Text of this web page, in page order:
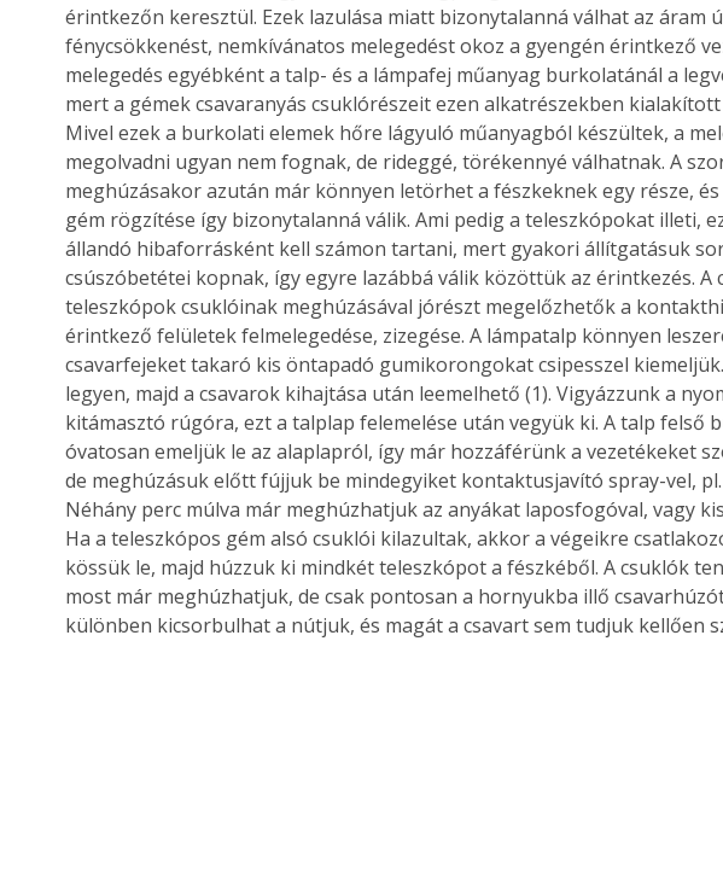
Okoselőfizetés
A Laptapiron elérhetők az
Ezermester, az Ezermester
Extra és az Ezermester Old
Timer lapszámai,
visszamenőleg is! A Laptapir új,
innovatív, praktikus és egyedi
megoldás a nyomtatott
magazinok digitális olvasására
számítógépen, okostelefonon
vagy táblagépen. Kényelmesen
az otthonában, útközben vagy
nyaralás, pihenés alatt is
elérhetők lapszámaink. Bárhol,
bármikor, akár külföldön élve
vagy dolgozva is olvashatók az
Együtt jobban megéri!
Bővebb információ itt!
Együtt jobban megéri! A
könyvek tetszőleges
párosítással kedvezményes
áron, 0 Ft postaköltséggel
megrendelhetők!
érintkezőn keresztül. Ezek lazulása miatt bizonytalanná válhat az áram
fénycsökkenést, nemkívánatos melegedést okoz a gyengén érintkező
melegedés egyébként a talp- és a lámpafej műanyag burkolatánál a
mert a gémek csavaranyás csuklórészeit ezen alkatrészekben
Mivel ezek a burkolati elemek hőre lágyuló műanyagból készültek, a
megolvadni ugyan nem fognak, de rideggé, törékennyé válhatnak. A
meghúzásakor azután már könnyen letörhet a fészkeknek egy része,
gém rögzítése így bizonytalanná válik. Ami pedig a teleszkópokat illeti,
állandó hibaforrásként kell számon tartani, mert gyakori állítgatásuk
csúszóbetétei kopnak, így egyre lazábbá válik közöttük az érintkezés. A
teleszkópok csuklóinak meghúzásával jórészt megelőzhetők a
érintkező felületek felmelegedése, zizegése. A lámpatalp könnyen
csavarfejeket takaró kis öntapadó gumikorongokat csipesszel
legyen, majd a csavarok kihajtása után leemelhető (1). Vigyázzunk a
kitámasztó rúgóra, ezt a talplap felemelése után vegyük ki. A talp felső
óvatosan emeljük le az alaplapról, így már hozzáférünk a vezetékeket
de meghúzásuk előtt fújjuk be mindegyiket kontaktusjavító spray-vel, pl.
Néhány perc múlva már meghúzhatjuk az anyákat laposfogóval, vagy
Ha a teleszkópos gém alsó csuklói kilazultak, akkor a végeikre
kössük le, majd húzzuk ki mindkét teleszkópot a fészkéből. A csuklók
most már meghúzhatjuk, de csak pontosan a hornyukba illő
különben kicsorbulhat a nútjuk, és magát a csavart sem tudjuk kellően